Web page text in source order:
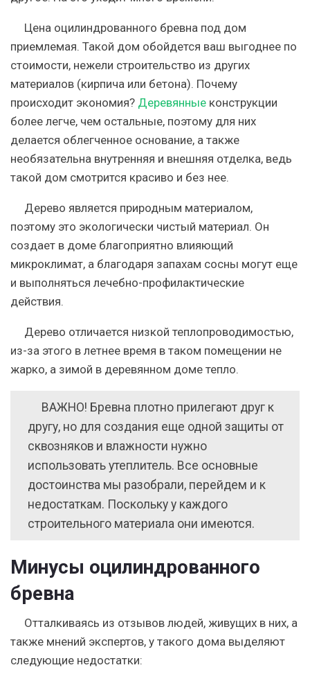
Цена оцилиндрованного бревна под дом
приемлемая. Такой дом обойдется ваш выгоднее по
стоимости, нежели строительство из других
материалов (кирпича или бетона). Почему
происходит экономия? Деревянные конструкции
более легче, чем остальные, поэтому для них
делается облегченное основание, а также
необязательна внутренняя и внешняя отделка, ведь
такой дом смотрится красиво и без нее.
Дерево является природным материалом,
поэтому это экологически чистый материал. Он
создает в доме благоприятно влияющий
микроклимат, а благодаря запахам сосны могут еще
и выполняться лечебно-профилактические
действия.
Дерево отличается низкой теплопроводимостью,
из-за этого в летнее время в таком помещении не
жарко, а зимой в деревянном доме тепло.
ВАЖНО! Бревна плотно прилегают друг к
другу, но для создания еще одной защиты от
сквозняков и влажности нужно
использовать утеплитель. Все основные
достоинства мы разобрали, перейдем и к
недостаткам. Поскольку у каждого
строительного материала они имеются.
Минусы оцилиндрованного
бревна
Отталкиваясь из отзывов людей, живущих в них, а
также мнений экспертов, у такого дома выделяют
следующие недостатки: